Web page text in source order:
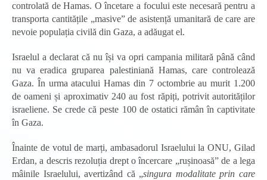
controlată de Hamas. O încetare a focului este necesară pentru a
transporta cantitățile „masive” de asistență umanitară de care are
nevoie populația civilă din Gaza, a adăugat el.
Israelul a declarat că nu își va opri campania militară până când
nu va eradica gruparea palestiniană Hamas, care controlează
Gaza. În urma atacului Hamas din 7 octombrie au murit 1.200
de oameni și aproximativ 240 au fost răpiți, potrivit autorităților
israeliene. Se crede că peste 100 de ostatici rămân în captivitate
în Gaza.
Înainte de votul de marți, ambasadorul Israelului la ONU, Gilad
Erdan, a descris rezoluția drept o încercare „rușinoasă” de a lega
mâinile Israelului, avertizând că „singura modalitate prin care